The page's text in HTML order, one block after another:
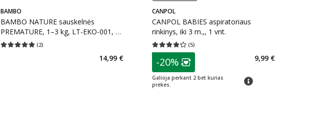
BAMBO
BAMBO NATURE sauskelnės
PREMATURE, 1–3 kg, LT-EKO-001, 24
vnt.
(2)
Vidutinis įvertinimas 5.00
14,99 €
CANPOL
CANPOL BABIES aspiratoriaus
rinkinys, iki 3 m.,, 1 vnt.
(5)
Vidutinis įvertinimas 4.20
patarimas
Lojalumo klubo narių nuolaida
-20%
Galioja perkant 2 bet kurias
prekes.
patarimas
9,99 €